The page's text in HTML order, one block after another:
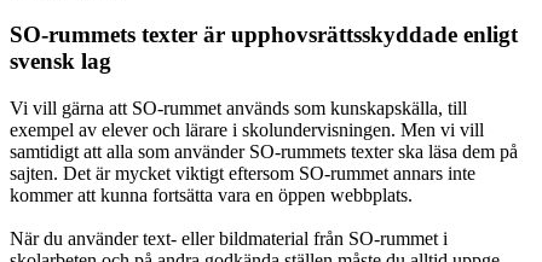
SO-rummets texter är upphovsrättsskyddade enligt
svensk lag
Vi vill gärna att SO-rummet används som kunskapskälla, till
exempel av elever och lärare i skolundervisningen. Men vi vill
samtidigt att alla som använder SO-rummets texter ska läsa dem på
sajten. Det är mycket viktigt eftersom SO-rummet annars inte
kommer att kunna fortsätta vara en öppen webbplats.
När du använder text- eller bildmaterial från SO-rummet i